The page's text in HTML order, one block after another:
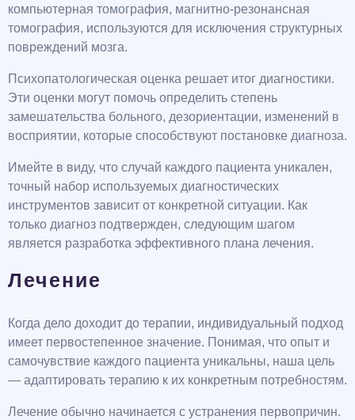
компьютерная томография, магнитно-резонансная
томография, используются для исключения структурных
повреждений мозга.
Психопатологическая оценка решает итог диагностики.
Эти оценки могут помочь определить степень
замешательства больного, дезориентации, изменений в
восприятии, которые способствуют постановке диагноза.
Имейте в виду, что случай каждого пациента уникален,
точный набор используемых диагностических
инструментов зависит от конкретной ситуации. Как
только диагноз подтвержден, следующим шагом
является разработка эффективного плана лечения.
Лечение
Когда дело доходит до терапии, индивидуальный подход
имеет первостепенное значение. Понимая, что опыт и
самочувствие каждого пациента уникальны, наша цель
— адаптировать терапию к их конкретным потребностям.
Лечение обычно начинается с устранения первопричин.